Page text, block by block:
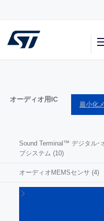
オーディオ用IC
最小化
Sound Terminal™ デジタル･
ブシステム (10)
オーディオMEMSセンサ (4)